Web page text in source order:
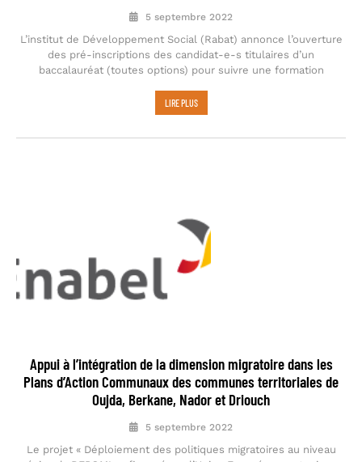
5 septembre 2022
L’institut de Développement Social (Rabat) annonce l’ouverture
des pré-inscriptions des candidat-e-s titulaires d’un
baccalauréat (toutes options) pour suivre une formation
LIRE PLUS
Appui à l’intégration de la dimension migratoire dans les
Plans d’Action Communaux des communes territoriales de
Oujda, Berkane, Nador et Driouch
5 septembre 2022
Le projet « Déploiement des politiques migratoires au niveau